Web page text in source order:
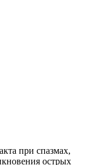
при спазмах,
острых